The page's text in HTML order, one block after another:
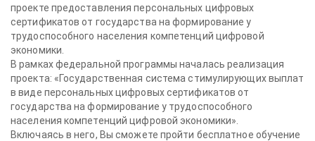
проекте предоставления персональных цифровых
сертификатов от государства на формирование у
трудоспособного населения компетенций цифровой
экономики.
В рамках федеральной программы началась реализация
проекта: «Государственная система стимулирующих выплат
в виде персональных цифровых сертификатов от
государства на формирование у трудоспособного
населения компетенций цифровой экономики».
Включаясь в него, Вы сможете пройти бесплатное обучение